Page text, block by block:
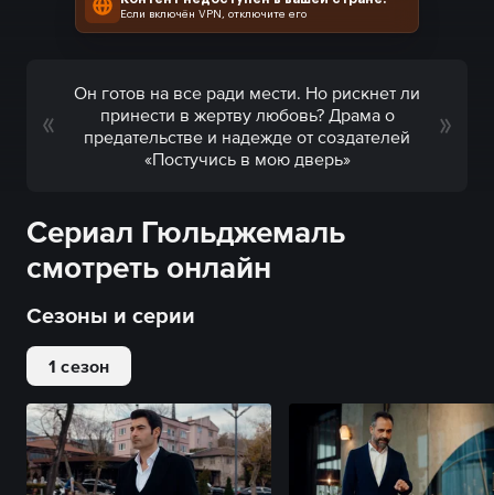
Если включён VPN, отключите его
Он готов на все ради мести. Но рискнет ли
принести в жертву любовь? Драма о
предательстве и надежде от создателей
«Постучись в мою дверь»
Сериал Гюльджемаль
смотреть онлайн
Сезоны и серии
1 сезон